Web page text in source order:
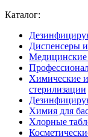
Каталог:
Диспенсеры
Медицинские
Химические
стерилизации
Химия для
Хлорные